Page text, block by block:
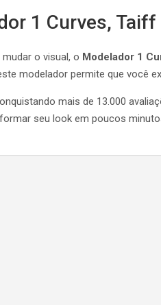
1 Curves, Taiff
o visual, o Modelador 1
modelador permite que você
mais de 13.000
seu look em poucos